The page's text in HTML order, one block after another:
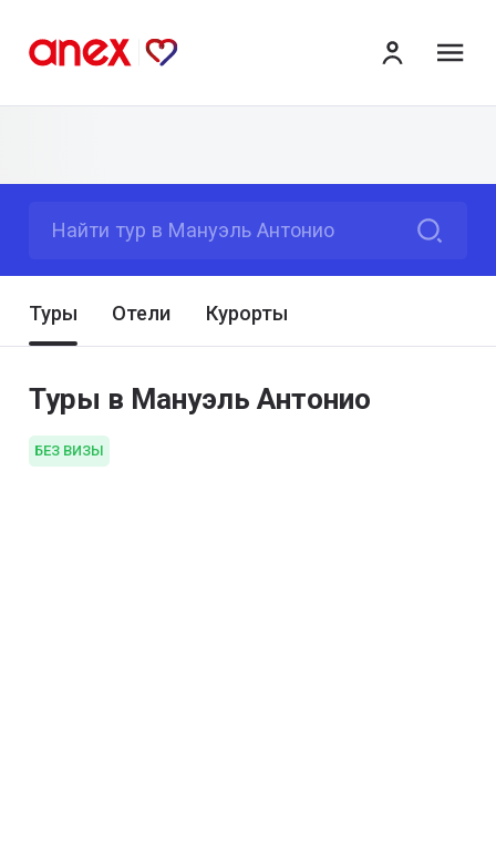
Найти тур в Мануэль Антонио
Туры Отели Курорты
Туры в Мануэль Антонио
БЕЗ ВИЗЫ